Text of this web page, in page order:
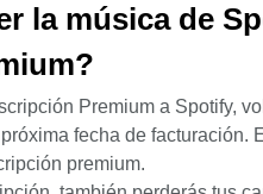
la música de
Premium a Spotify,
fecha de
premium.